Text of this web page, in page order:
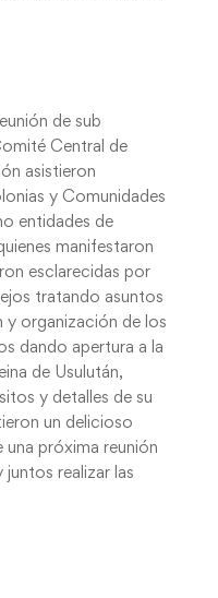
de sub
Central de
asistieron
y Comunidades
entidades de
manifestaron
esclarecidas por
tratando asuntos
y organización de los
dando apertura a la
de Usulután,
y detalles de su
un delicioso
próxima reunión
juntos realizar las